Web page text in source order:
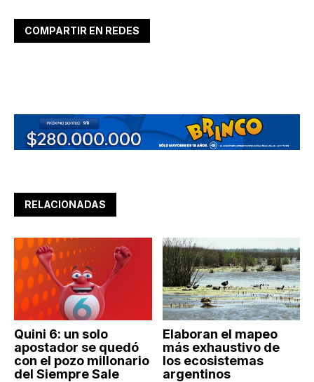
COMPARTIR EN REDES
RELACIONADAS
Quini 6: un solo
apostador se quedó
con el pozo millonario
del Siempre Sale
Elaboran el mapeo
más exhaustivo de
los ecosistemas
argentinos